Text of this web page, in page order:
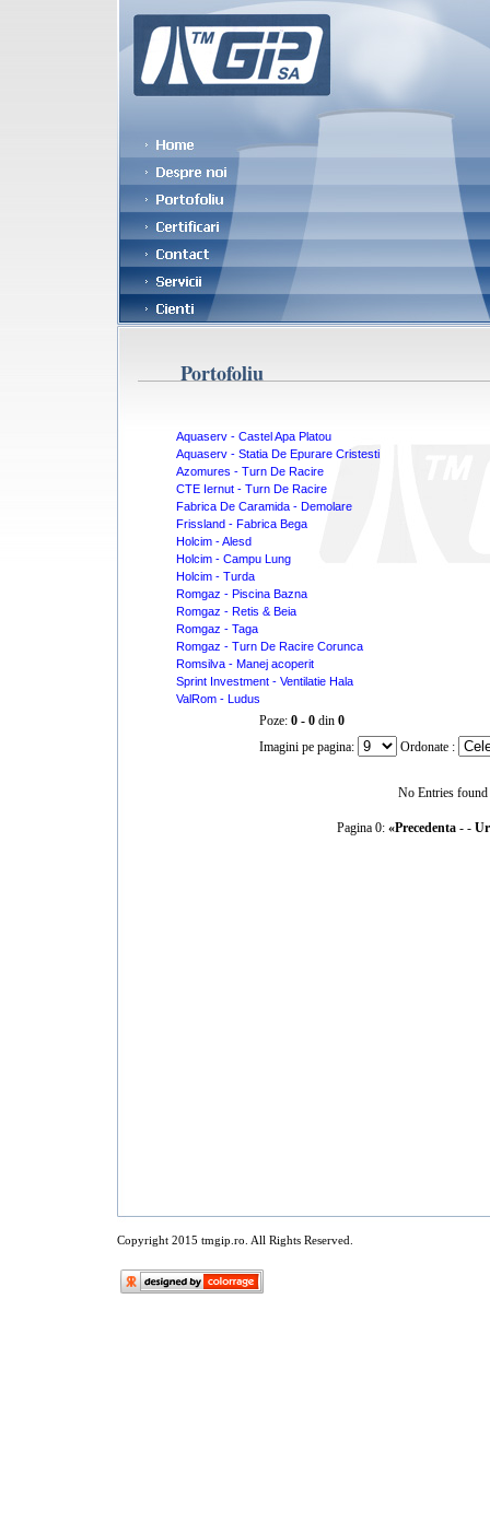
Portofoliu
Aquaserv - Castel Apa Platou
Aquaserv - Statia De Epurare Cristesti
Azomures - Turn De Racire
CTE Iernut - Turn De Racire
Fabrica De Caramida - Demolare
Frissland - Fabrica Bega
Holcim - Alesd
Holcim - Campu Lung
Holcim - Turda
Romgaz - Piscina Bazna
Romgaz - Retis & Beia
Romgaz - Taga
Romgaz - Turn De Racire Corunca
Romsilva - Manej acoperit
Sprint Investment - Ventilatie Hala
ValRom - Ludus
Poze: 0 - 0din 0
Imagini pe pagina:
Ordonate :
No Entries found
Pagina 0: «Precedenta- -
Copyright 2015 tmgip.ro. All Rights Reserved.